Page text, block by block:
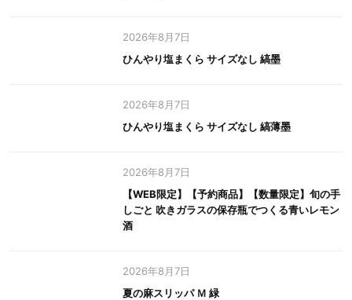
2026年8月7日
ひんやり塩まくら サイズなし 縞墨
2026年8月7日
ひんやり塩まくら サイズなし 縞薄墨
2026年8月7日
【WEB限定】【予約商品】【数量限定】旬の手
しごと 吹きガラスの保存瓶でつくる青いレモン
酒
2026年8月7日
夏の麻スリッパ Ｍ 緑